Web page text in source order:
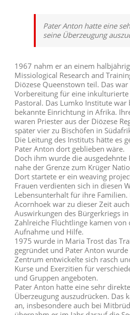
Pater Anton hatte eine
seine Überzeugung
1967 nahm er an einem
Missiological Research and
Diözese Queenstown teil. Das
Vorbereitung für eine
Pastoral. Das Lumko Institute war
bekannte Einrichtung in Afrika.
waren Priester aus der Diözese
später vier zu Bischöfen in
Die Leitung des Instituts hätte es
Pater Anton dort geblieben wäre.
Doch ihm wurde die ausgedehnte
nahe der Grenze zum Krüger
Dort startete er ein weaving
Frauen verdienten sich in diesen
Lebensunterhalt für ihre
Acornhoek war zu dieser Zeit
Auswirkungen des Bürgerkriegs
Zahlreiche Flüchtlinge kamen
Aufnahme und Hilfe.
1975 wurde in Maria Trost das
gegründet und Pater Anton
Zentrum entwickelte sich rasch
Kurse und Exerzitien für
und Gruppen angeboten.
Pater Anton hatte eine sehr
Überzeugung auszudrücken. Das
an, insbesondere auch bei